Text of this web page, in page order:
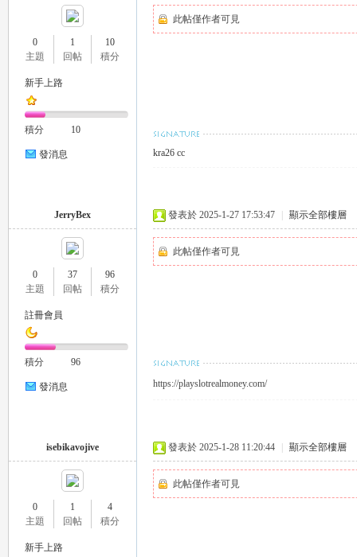
0
主題
1
回帖
10
積分
新手上路
積分 10
發消息
此帖僅作者可見
kra26 cc
JerryBex
0
主題
37
回帖
96
積分
註冊會員
積分 96
發消息
發表於 2025-1-27 17:53:47 顯示全部樓層
此帖僅作者可見
https://playslotrealmoney.com/
isebikavojive
0
主題
1
回帖
4
積分
新手上路
發表於 2025-1-28 11:20:44 顯示全部樓層
此帖僅作者可見